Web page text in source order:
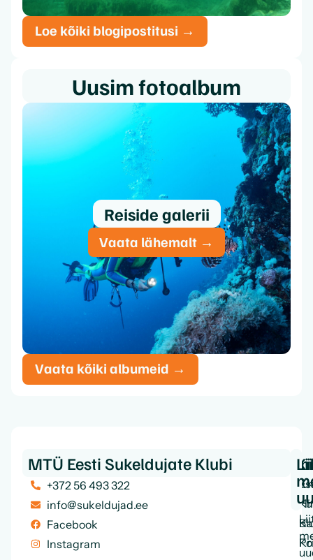
Loe kõiki blogipostitusi →
Uusim fotoalbum
Reiside galerii
Vaata lähemalt →
Vaata kõiki albumeid →
MTÜ Eesti Sukeldujate Klubi
+372 56 493 322
info@sukeldujad.ee
Facebook
Instagram